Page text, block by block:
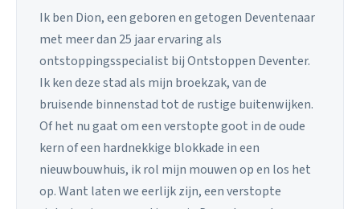
Ik ben Dion, een geboren en getogen Deventenaar
met meer dan 25 jaar ervaring als
ontstoppingsspecialist bij Ontstoppen Deventer.
Ik ken deze stad als mijn broekzak, van de
bruisende binnenstad tot de rustige buitenwijken.
Of het nu gaat om een verstopte goot in de oude
kern of een hardnekkige blokkade in een
nieuwbouwhuis, ik rol mijn mouwen op en los het
op. Want laten we eerlijk zijn, een verstopte